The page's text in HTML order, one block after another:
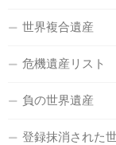
世界複合遺産
危機遺産リスト
負の世界遺産
登録抹消された